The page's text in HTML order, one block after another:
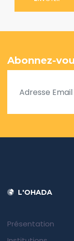
Abonnez-
L'OHADA
Présentation